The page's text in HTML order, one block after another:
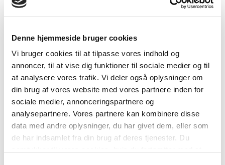
Denne hjemmeside bruger cookies
Vi bruger cookies til at tilpasse vores indhold og
annoncer, til at vise dig funktioner til sociale medier og til
at analysere vores trafik. Vi deler også oplysninger om
din brug af vores website med vores partnere inden for
sociale medier, annonceringspartnere og
analysepartnere. Vores partnere kan kombinere disse
data med andre oplysninger, du har givet dem, eller som
de har indsamlet fra din brug af deres tjenester. Du
TAGS
Tietokirjallinen teksti
Pohjoismaisten kielten tuntemus
1-3 oppituntia